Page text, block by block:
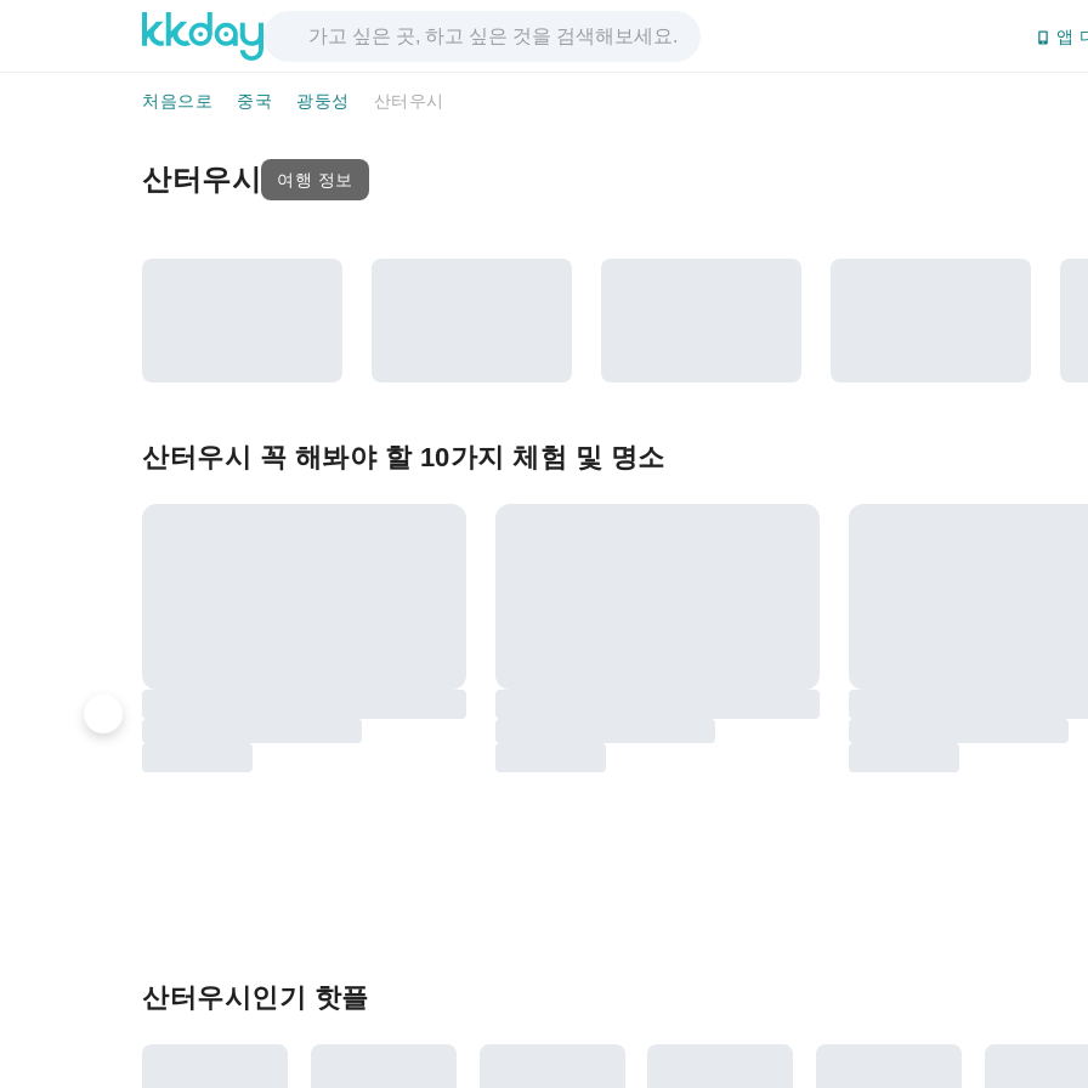
앱
처음으로 중국 광둥성 산터우시
산터우시 여행 정보
산터우시 꼭 해봐야 할 10가지 체험 및 명소
산터우시인기 핫플